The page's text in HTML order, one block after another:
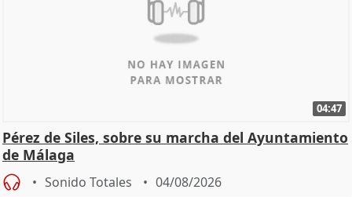
04:47
Pérez de Siles, sobre su marcha del Ayuntamiento
de Málaga
Sonido Totales 04/08/2026